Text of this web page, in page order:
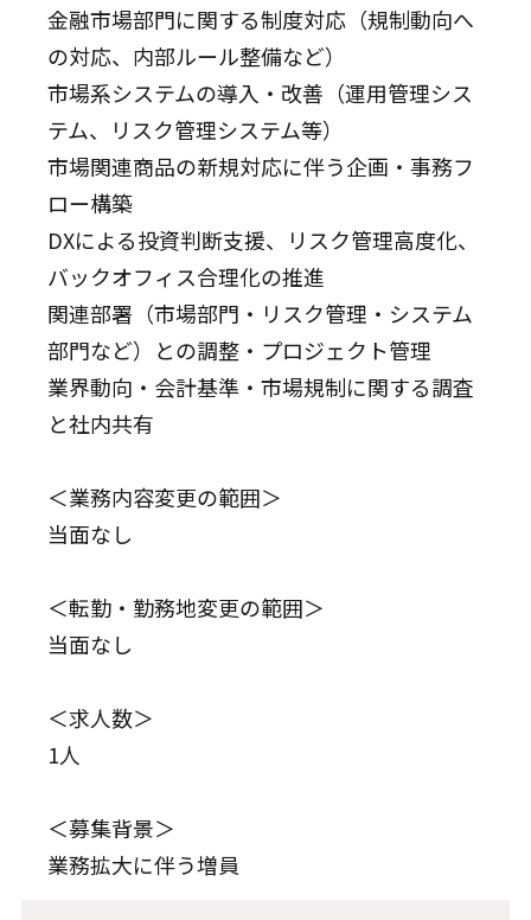
金融市場部門に関する制度対応（規制動向へ
の対応、内部ルール整備など）
市場系システムの導入・改善（運用管理シス
テム、リスク管理システム等）
市場関連商品の新規対応に伴う企画・事務フ
ロー構築
DXによる投資判断支援、リスク管理高度化、
バックオフィス合理化の推進
関連部署（市場部門・リスク管理・システム
部門など）との調整・プロジェクト管理
業界動向・会計基準・市場規制に関する調査
と社内共有
＜業務内容変更の範囲＞
当面なし
＜転勤・勤務地変更の範囲＞
当面なし
＜求人数＞
1人
＜募集背景＞
業務拡大に伴う増員